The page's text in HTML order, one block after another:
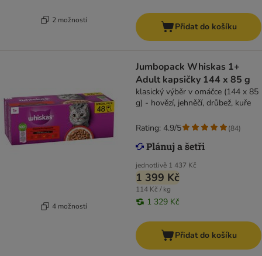
2 možností
Přidat do košíku
4 možností
Jumbopack Whiskas 1+
Adult kapsičky 144 x 85 g
klasický výběr v omáčce (144 x 85
g) - hovězí, jehněčí, drůbež, kuře
jednotlivě 1 437 Kč
1 399 Kč
114 Kč / kg
1 329 Kč
Rating: 4.9/5 (84)
Přidat do košíku